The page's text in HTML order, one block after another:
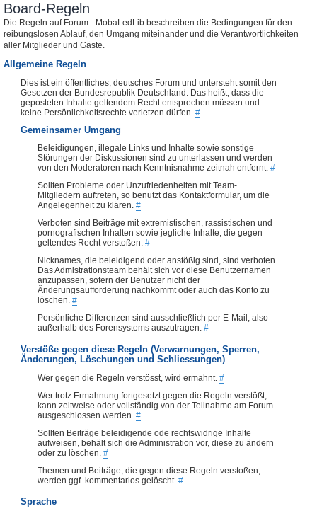
Board-Regeln
Die Regeln auf Forum - MobaLedLib beschreiben die Bedingungen für den
reibungslosen Ablauf, den Umgang miteinander und die Verantwortlichkeiten
aller Mitglieder und Gäste.
Allgemeine Regeln
Dies ist ein öffentliches, deutsches Forum und untersteht somit den
Gesetzen der Bundesrepublik Deutschland. Das heißt, dass die
geposteten Inhalte geltendem Recht entsprechen müssen und
keine Persönlichkeitsrechte verletzen dürfen. #
Gemeinsamer Umgang
Beleidigungen, illegale Links und Inhalte sowie sonstige
Störungen der Diskussionen sind zu unterlassen und werden
von den Moderatoren nach Kenntnisnahme zeitnah entfernt. #
Sollten Probleme oder Unzufriedenheiten mit Team-
Mitgliedern auftreten, so benutzt das Kontaktformular, um die
Angelegenheit zu klären. #
Verboten sind Beiträge mit extremistischen, rassistischen und
pornografischen Inhalten sowie jegliche Inhalte, die gegen
geltendes Recht verstoßen. #
Nicknames, die beleidigend oder anstößig sind, sind verboten.
Das Admistrationsteam behält sich vor diese Benutzernamen
anzupassen, sofern der Benutzer nicht der
Änderungsaufforderung nachkommt oder auch das Konto zu
löschen. #
Persönliche Differenzen sind ausschließlich per E-Mail, also
außerhalb des Forensystems auszutragen. #
Verstöße gegen diese Regeln (Verwarnungen, Sperren,
Änderungen, Löschungen und Schliessungen)
Wer gegen die Regeln verstösst, wird ermahnt. #
Wer trotz Ermahnung fortgesetzt gegen die Regeln verstößt,
kann zeitweise oder vollständig von der Teilnahme am Forum
ausgeschlossen werden. #
Sollten Beiträge beleidigende ode rechtswidrige Inhalte
aufweisen, behält sich die Administration vor, diese zu ändern
oder zu löschen. #
Themen und Beiträge, die gegen diese Regeln verstoßen,
werden ggf. kommentarlos gelöscht. #
Sprache